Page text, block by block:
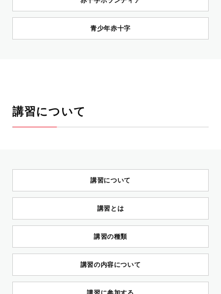
青少年赤十字
講習について
講習について
講習とは
講習の種類
講習の内容について